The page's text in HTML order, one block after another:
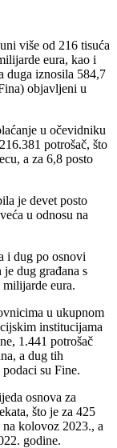
više od 216 tisuća
eura, kao i
duga iznosila 584,7
objavljeni u
u očevidniku
potrošač, što
a za 6,8 posto
je devet posto
u odnosu na
i dug po osnovi
dug građana s
eura.
u ukupnom
institucijama
1.441 potrošač
a dug tih
su Fine.
osnova za
što je za 425
kolovoz 2023., a
godine.